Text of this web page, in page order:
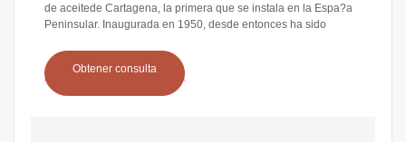
de aceitede Cartagena, la primera que se instala en la Espa?a
Peninsular. Inaugurada en 1950, desde entonces ha sido
Obtener consulta